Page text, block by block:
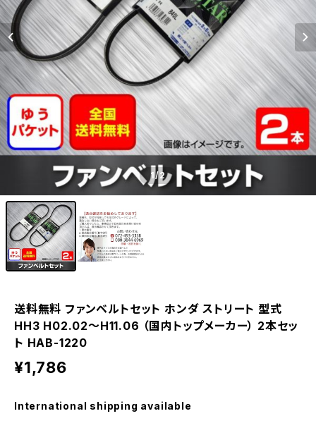
1/2
送料無料 ファンベルトセット ホンダ ストリート 型式
HH3 H02.02～H11.06 （国内トップメーカー） 2本セッ
ト HAB-1220
¥1,786
International shipping available